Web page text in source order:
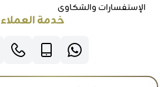
الإستفسارات والشكاوي
خدمة العملاء